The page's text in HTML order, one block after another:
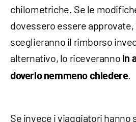
chilometriche. Se le
dovessero essere
sceglieranno il rimborso
alternativo, lo riceveranno in
doverlo nemmeno chiedere.
Se invece i viaggiatori hanno